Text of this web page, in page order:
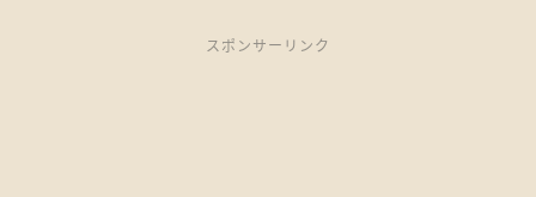
スポンサーリンク